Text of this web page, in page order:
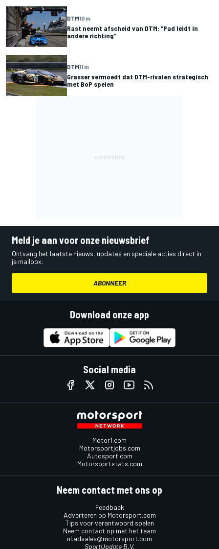
DTM10 m
Rast neemt afscheid van DTM: “Pad leidt in
andere richting”
DTM11 m
Grasser vermoedt dat DTM-rivalen strategisch
met BoP spelen
Meld je aan voor onze nieuwsbrief
Ontvang het laatste nieuws, updates en speciale acties direct in
je mailbox.
ABONNEER
Download onze app
Social media
Motor1.com
Motorsportjobs.com
Autosport.com
Motorsportstats.com
Neem contact met ons op
Feedback
Adverteren op Motorsport.com
Tips voor verantwoord spelen
Neem contact op met het team
nl.adsales@motorsport.com
SportUpdate B.V.